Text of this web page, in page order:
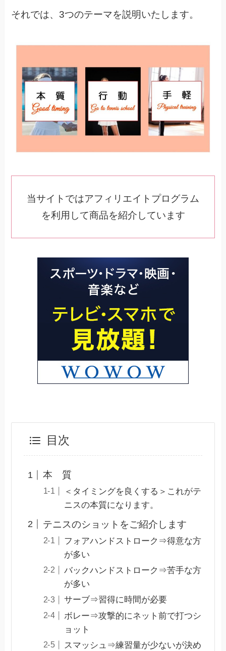
それでは、3つのテーマを説明いたします。
当サイトではアフィリエイトプログラム
を利用して商品を紹介しています
目次
本 質
＜タイミングを良くする＞これがテ
ニスの本質になります。
テニスのショットをご紹介します
フォアハンドストローク⇒得意な方
が多い
バックハンドストローク⇒苦手な方
が多い
サーブ⇒習得に時間が必要
ボレー⇒攻撃的にネット前で打つシ
ョット
スマッシュ⇒練習量が少ないが決め